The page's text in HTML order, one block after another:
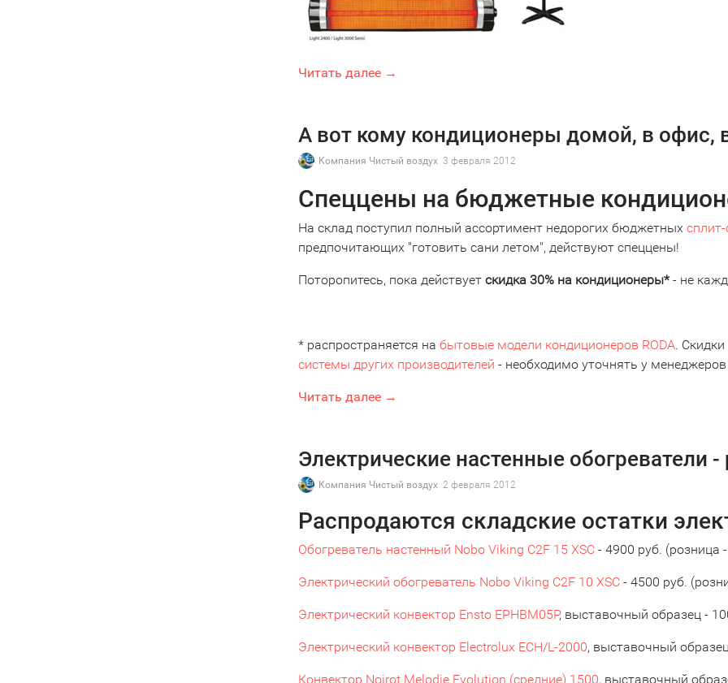
Читать далее →
А вот кому кондиционеры домой, в
Компания Чистый воздух 3 февраля 2012
Спеццены на бюджетные
На склад поступил полный ассортимент недорогих бюджетных сплит-
предпочитающих "готовить сани летом", действуют спеццены!
Поторопитесь, пока действует скидка 30% на кондиционеры*- не
* распространяется на бытовые модели кондиционеров RODA.
системы других производителей - необходимо уточнять у менеджеров
Читать далее →
Электрические настенные обогреватели
Компания Чистый воздух 2 февраля 2012
Распродаются складские остатки
Обогреватель настенный Nobo Viking C2F 15 XSC - 4900 руб. (розница
Электрический обогреватель Nobo Viking C2F 10 XSC - 4500 руб.
Электрический конвектор Ensto EPHBM05P, выставочный образец -
Электрический конвектор Electrolux ECH/L-2000, выставочный
Конвектор Noirot Melodie Evolution (средние) 1500, выставочный